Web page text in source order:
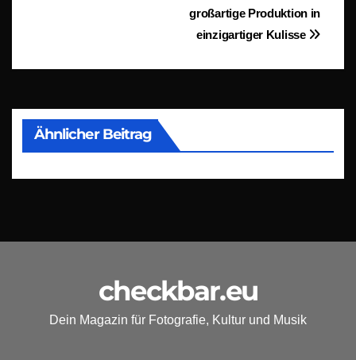
großartige Produktion in
einzigartiger Kulisse
Ähnlicher Beitrag
checkbar.eu
Dein Magazin für Fotografie, Kultur und Musik